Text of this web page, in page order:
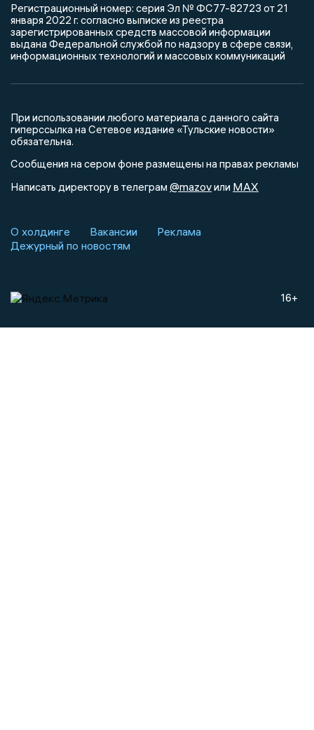
Регистрационный номер: серия Эл № ФС77-82723 от 21
января 2022 г. согласно выписке из реестра
зарегистрированных средств массовой информации
выдана Федеральной службой по надзору в сфере связи,
информационных технологий и массовых коммуникаций
При использовании любого материала с данного сайта
гиперссылка на Сетевое издание «Тульские новости»
обязательна.
Сообщения на сером фоне размещены на правах рекламы
Написать директору в телеграм @mazovили MAX
О холдинге Вакансии
Реклама
Дежурный по новостям
16+